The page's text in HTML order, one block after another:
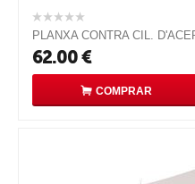
PLANXA CONTRA CIL.
62.00€
COMPRAR